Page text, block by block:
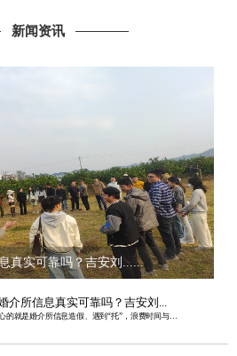
新闻资讯
真实可靠吗？吉安刘......
介所信息真实可靠吗？吉安刘...
单身找对象，常常担心的就是婚介所信息造假、遇到“托”，浪费时间与金钱。其实，正规......